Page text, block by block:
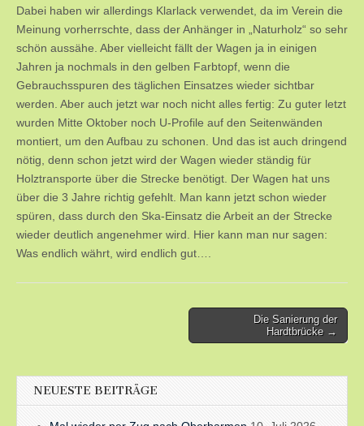
Dabei haben wir allerdings Klarlack verwendet, da im Verein die
Meinung vorherrschte, dass der Anhänger in „Naturholz“ so sehr
schön aussähe. Aber vielleicht fällt der Wagen ja in einigen
Jahren ja nochmals in den gelben Farbtopf, wenn die
Gebrauchsspuren des täglichen Einsatzes wieder sichtbar
werden. Aber auch jetzt war noch nicht alles fertig: Zu guter letzt
wurden Mitte Oktober noch U-Profile auf den Seitenwänden
montiert, um den Aufbau zu schonen. Und das ist auch dringend
nötig, denn schon jetzt wird der Wagen wieder ständig für
Holztransporte über die Strecke benötigt. Der Wagen hat uns
über die 3 Jahre richtig gefehlt. Man kann jetzt schon wieder
spüren, dass durch den Ska-Einsatz die Arbeit an der Strecke
wieder deutlich angenehmer wird. Hier kann man nur sagen:
Was endlich währt, wird endlich gut….
Die Sanierung der
Hardtbrücke →
NEUESTE BEITRÄGE